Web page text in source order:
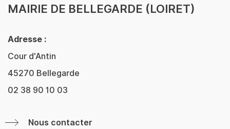
MAIRIE DE BELLEGARDE (LOIRET)
Adresse :
Cour d'Antin
45270 Bellegarde
02 38 90 10 03
Nous contacter